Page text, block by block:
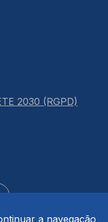
a navegação
2030 (RGPD)